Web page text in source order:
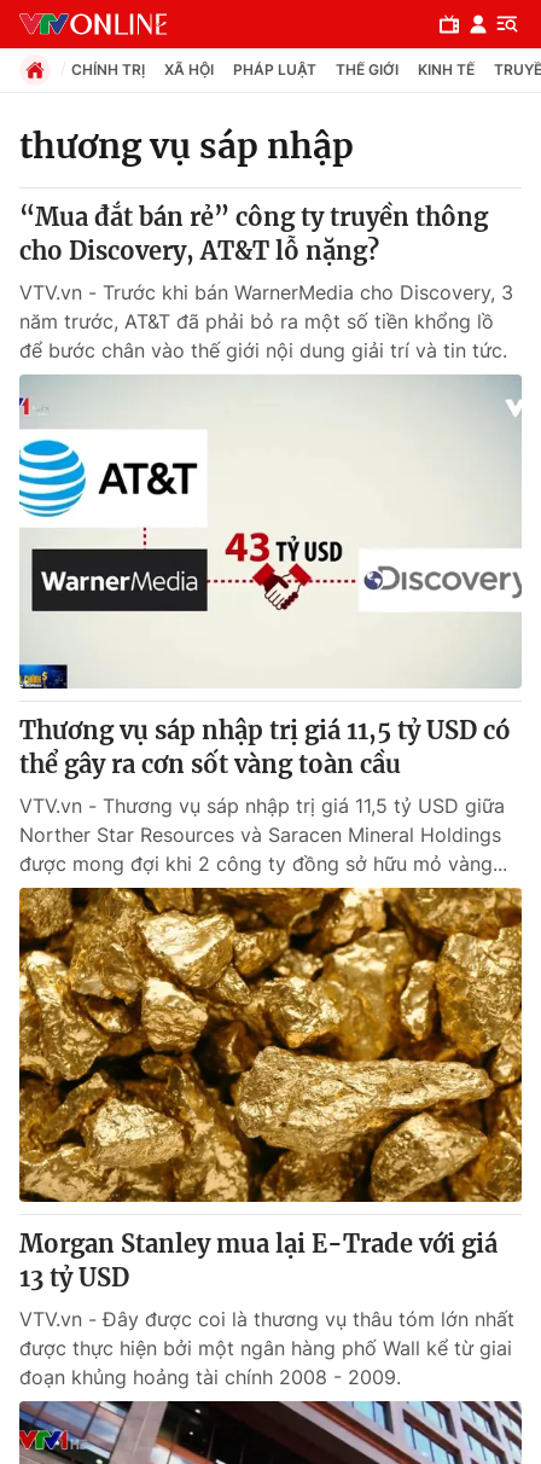
Chuyên mục
Chính trị
Xã hội
Pháp luật
Y tế
Thế giới
Tin tức
Câu chuyện quốc tế
Kinh tế
Thị trường
Góc doanh nghiệp
Dữ liệu và đời sống
Truyền hình
Phim VTV
Hậu trường
Nhân vật
Khán giả
Giải sao mai
Giải trí
Điện ảnh
Âm nhạc
Sao
Đời sống
Du lịch
Làm đẹp
Chất lượng cuộc sống
Giáo dục
Tuyển sinh
Học trực tuyến
Công nghệ
Hitech Công nghệ tương lai
Sản phẩm
Thị trường
Tư vấn
Giao lưu trực tuyến
Lịch phát sóng
Chuyên mục khác
Emagazine
Photo Infographic
Video Shorts video
CHÍNH TRỊ XÃ HỘI PHÁP LUẬT THẾ GIỚI KINH TẾ
thương vụ sáp nhập
“Mua đắt bán rẻ” công ty truyền thông
cho Discovery, AT&T lỗ nặng?
VTV.vn - Trước khi bán WarnerMedia cho Discovery, 3
năm trước, AT&T đã phải bỏ ra một số tiền khổng lồ
để bước chân vào thế giới nội dung giải trí và tin tức.
Thương vụ sáp nhập trị giá 11,5 tỷ USD có
thể gây ra cơn sốt vàng toàn cầu
VTV.vn - Thương vụ sáp nhập trị giá 11,5 tỷ USD giữa
Norther Star Resources và Saracen Mineral Holdings
được mong đợi khi 2 công ty đồng sở hữu mỏ vàng...
Morgan Stanley mua lại E-Trade với giá
13 tỷ USD
VTV.vn - Đây được coi là thương vụ thâu tóm lớn nhất
được thực hiện bởi một ngân hàng phố Wall kể từ giai
đoạn khủng hoảng tài chính 2008 - 2009.